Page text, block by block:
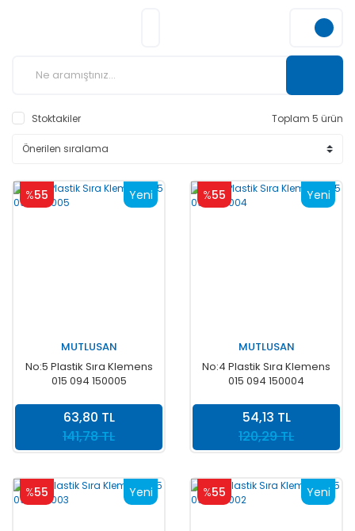
Stoktakiler Toplam 5 ürün
Yeni
%55
MUTLUSAN
No:5 Plastik Sıra Klemens
015 094 150005
141,78 TL
63,80 TL
Yeni
%55
MUTLUSAN
No:4 Plastik Sıra Klemens
015 094 150004
120,29 TL
54,13 TL
Yeni
%55 Yeni
%55